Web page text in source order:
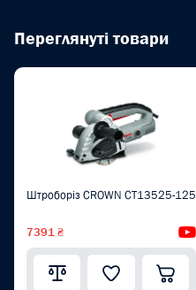
Переглянуті товари
Штроборіз CROWN CT13525-125
7391 ₴